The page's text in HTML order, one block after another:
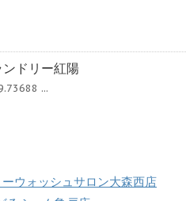
ドリー紅陽
...
ウォッシュサロン大森西店